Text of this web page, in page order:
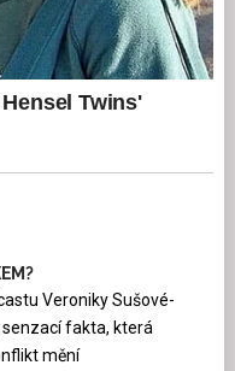
Veroniky Sušové-
fakta, která
mění